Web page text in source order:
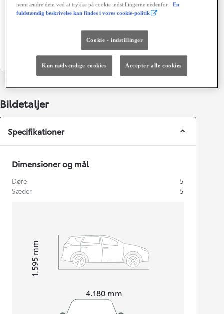
Døre
Farve
1.400 kr.
Bildetaljer
Specifikationer
Dimensioner og mål
Døre
5
Sæder
5
4.180 mm
Højt1.595
mm
nemt ændre dem ved at trykke på cookie indstillingerne nedenfor.
En
fuldstændig beskrivelse kan findes i vores cookie-politik
Cookie - indstillinger
Kun nødvendige cookies Accepter alle cookies